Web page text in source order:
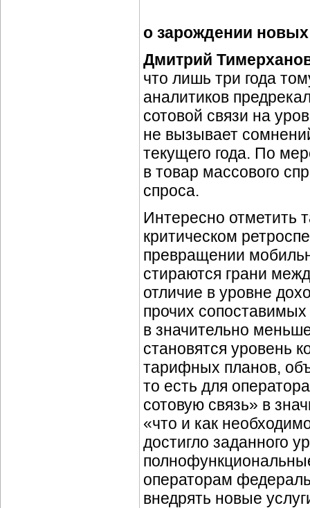
о зарождении новых
Дмитрий
что лишь три года
аналитиков
сотовой связи на
не вызывает
текущего года. По
в товар массового
спроса.
Интересно отметить
критическом
превращении
стираются грани
отличие в уровне
прочих
в значительно
становятся уровень
тарифных планов,
то есть для
сотовую связь» в
«что и как
достигло заданного
операторам
внедрять новые